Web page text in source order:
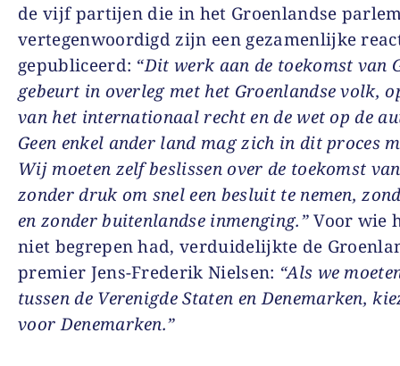
de vijf partijen die in het Groenlandse
vertegenwoordigd zijn een gezamenlijke
gepubliceerd: “Dit werk aan de toekomst van
gebeurt in overleg met het Groenlandse volk,
van het internationaal recht en de wet op de
Geen enkel ander land mag zich in dit proces
Wij moeten zelf beslissen over de toekomst
zonder druk om snel een besluit te nemen,
en zonder buitenlandse inmenging.”Voor wie
niet begrepen had, verduidelijkte de
premier Jens-Frederik Nielsen: “Als we
tussen de Verenigde Staten en Denemarken,
voor Denemarken.”